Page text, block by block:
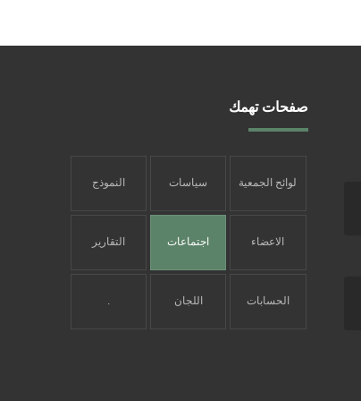
صفحات تهمك
لوائح الجمعية سياسات النموذج
الاعضاء
اجتماعات التقارير
الحسابات
اللجان .